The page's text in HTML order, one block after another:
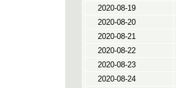
2020-08-19
2020-08-20
2020-08-21
2020-08-22
2020-08-23
2020-08-24